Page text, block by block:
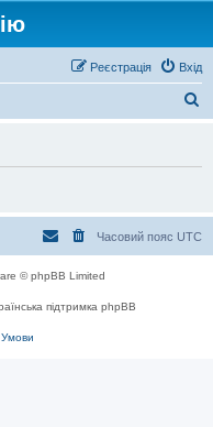
Вхід
Реєстрація
Часовий пояс UTC
© phpBB Limited
підтримка phpBB
Умови